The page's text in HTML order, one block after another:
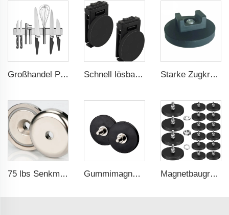
Großhandel Polierter Werkzeughalter aus Edelstahl Magnetischem Messerstab für die Wand Schnell lösbare handsfreie schwerlastfähige gummibeschichtete Magnetwerkzeughalter für Gürtelklipp Starke Zugkraft Gummibeschichteter Magnet Magnetischer Kabelorganisator Halter
75 lbs Senkmuttermagnet für Werkzeughalter und Türschließer Neodymbechermagnet Gummimagnet für Maschinenschutz-Türen mit 66 mm Außengewinde Magnetbaugruppe zur Verwendung bei Möbelhaken, 22 mm Außengewinde